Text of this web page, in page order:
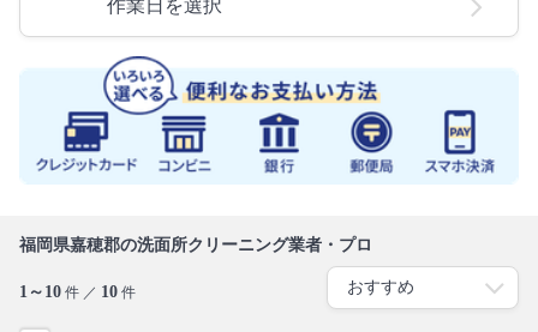
作業日を選択
福岡県嘉穂郡の洗面所クリーニング業者・プロ
1～10 件 ／ 10 件